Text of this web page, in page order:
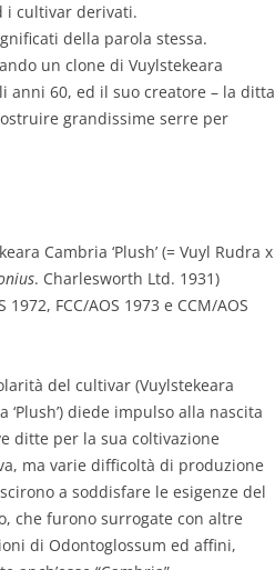
i cultivar derivati.
della parola stessa.
un clone di Vuylstekeara
anni 60, ed il suo creatore – la ditta
grandissime serre per
Cambria ‘Plush’ (= Vuyl Rudra x
. Charlesworth Ltd. 1931)
1972, FCC/AOS 1973 e CCM/AOS
del cultivar (Vuylstekeara
‘Plush’) diede impulso alla nascita
ditte per la sua coltivazione
ma varie difficoltà di produzione
a soddisfare le esigenze del
che furono surrogate con altre
di Odontoglossum ed affini,